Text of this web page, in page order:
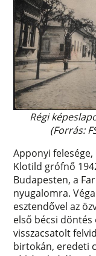
Régi
(Forrás:
Apponyi
Klotild grófnő
Budapesten, a
nyugalomra.
esztendővel az
első bécsi
visszacsatolt
birtokán, eredeti